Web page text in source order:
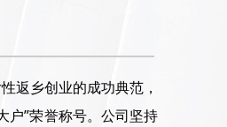
返乡创业的成功典范，
户”荣誉称号。公司坚持